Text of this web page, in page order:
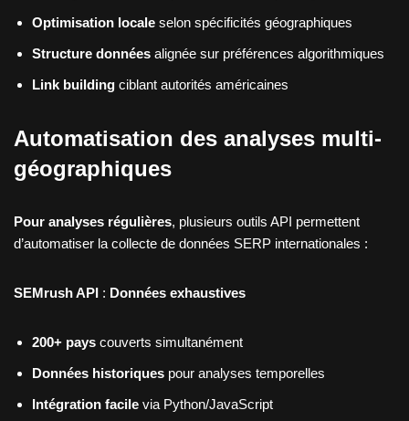
Optimisation locale selon spécificités géographiques
Structure données alignée sur préférences algorithmiques
Link building ciblant autorités américaines
Automatisation des analyses multi-
géographiques
Pour analyses régulières, plusieurs outils API permettent
d’automatiser la collecte de données SERP internationales :
SEMrush API : Données exhaustives
200+ pays couverts simultanément
Données historiques pour analyses temporelles
Intégration facile via Python/JavaScript